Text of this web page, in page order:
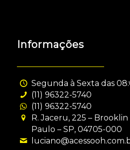
Informações
Segunda à Sexta das
(11) 96322-5740
(11) 96322-5740
R. Jaceru, 225 –
Paulo – SP, 04705-000